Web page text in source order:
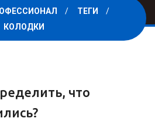
ТЕГИ
КОЛОДКИ
что